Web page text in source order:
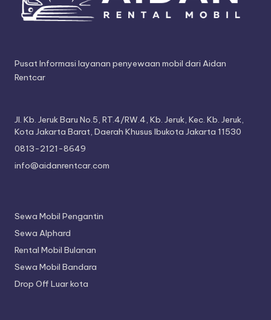
Pusat Informasi layanan penyewaan mobil dari Aidan
Rentcar
Jl. Kb. Jeruk Baru No.5, RT.4/RW.4, Kb. Jeruk, Kec. Kb. Jeruk,
Kota Jakarta Barat, Daerah Khusus Ibukota Jakarta 11530
0813-2121-8649
info@aidanrentcar.com
Sewa Mobil Pengantin
Sewa Alphard
Rental Mobil Bulanan
Sewa Mobil Bandara
Drop Off Luar kota